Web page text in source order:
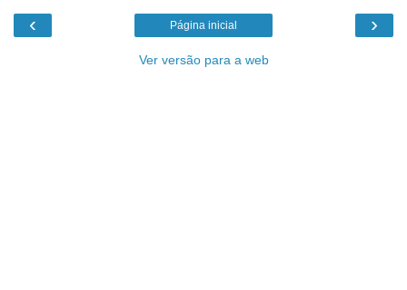
‹ ›
Página inicial
Ver versão para a web